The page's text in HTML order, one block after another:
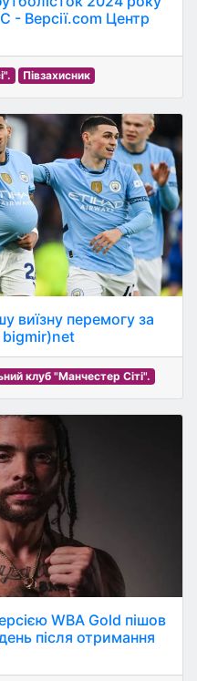
- Версії.com Центр
Півзахисник
виїзну перемогу за
bigmir)net
клуб "Манчестер Сіті".
WBA Gold пішов
після отримання